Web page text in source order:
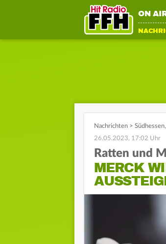
ON
Nachrichten > Südhessen,
26.05.2023, 17:02 Uhr
Ratten und
MERCK